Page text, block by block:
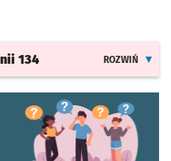
134 ROZWIŃ
w nowej karcie